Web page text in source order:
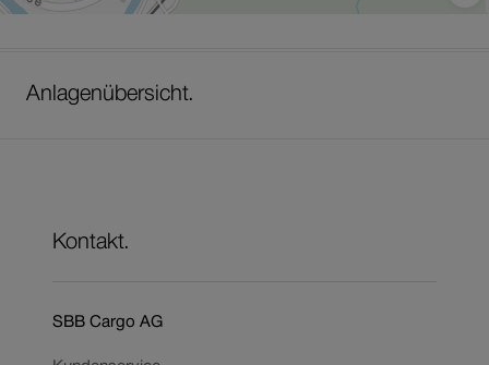
Anlagenübersicht.
Kontakt.
SBB Cargo AG